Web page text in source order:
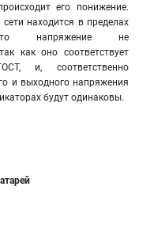
его понижение.
находится в пределах
то напряжение не
как оно соответствует
и, соответственно
и выходного напряжения
будут одинаковы.